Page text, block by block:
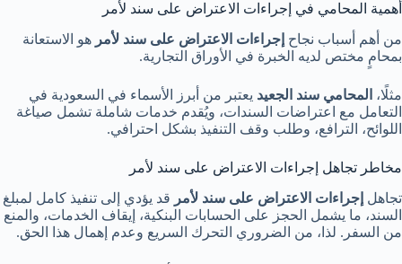
أهمية المحامي في إجراءات الاعتراض على سند لأمر
من أهم أسباب نجاح إجراءات الاعتراض على سند لأمر هو الاستعانة
بمحامٍ مختص لديه الخبرة في الأوراق التجارية.
مثلًا، المحامي سند الجعيد يعتبر من أبرز الأسماء في السعودية في
التعامل مع اعتراضات السندات، ويُقدم خدمات شاملة تشمل صياغة
اللوائح، الترافع، وطلب وقف التنفيذ بشكل احترافي.
مخاطر تجاهل إجراءات الاعتراض على سند لأمر
تجاهل إجراءات الاعتراض على سند لأمر قد يؤدي إلى تنفيذ كامل لمبلغ
السند، ما يشمل الحجز على الحسابات البنكية، إيقاف الخدمات، والمنع
من السفر. لذا، من الضروري التحرك السريع وعدم إهمال هذا الحق.